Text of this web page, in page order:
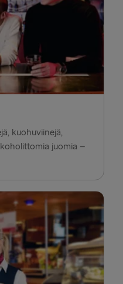
kuohuviinejä,
juomia –